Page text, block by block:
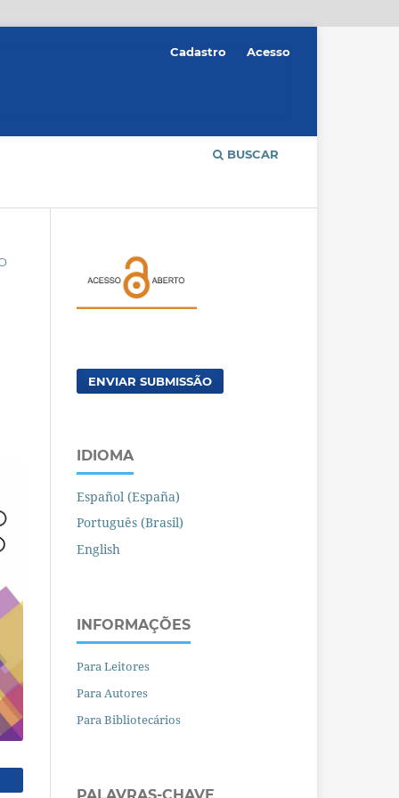
BUSCAR
Cadastro Acesso
ENVIAR SUBMISSÃO
IDIOMA
Español (España)
Português (Brasil)
English
INFORMAÇÕES
Para Leitores
Para Autores
Para Bibliotecários